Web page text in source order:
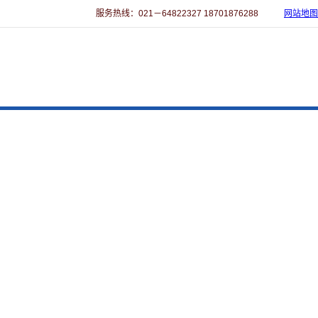
服务热线：021－64822327 18701876288 网站地图